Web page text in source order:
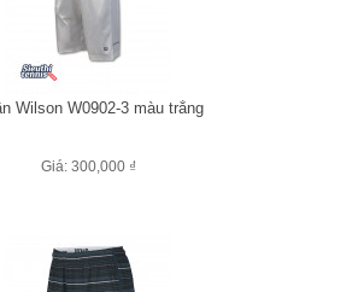
Wilson W0902-3 màu trắng
Giá: 300,000 ₫